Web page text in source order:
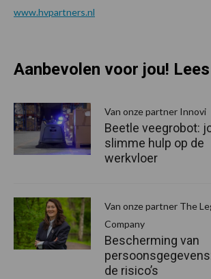
www.hvpartners.nl
Aanbevolen voor jou!
Van onze partner Innovi
Beetle veegrobot:
slimme hulp op de
werkvloer
Van onze partner The
Company
Bescherming van
de risico’s